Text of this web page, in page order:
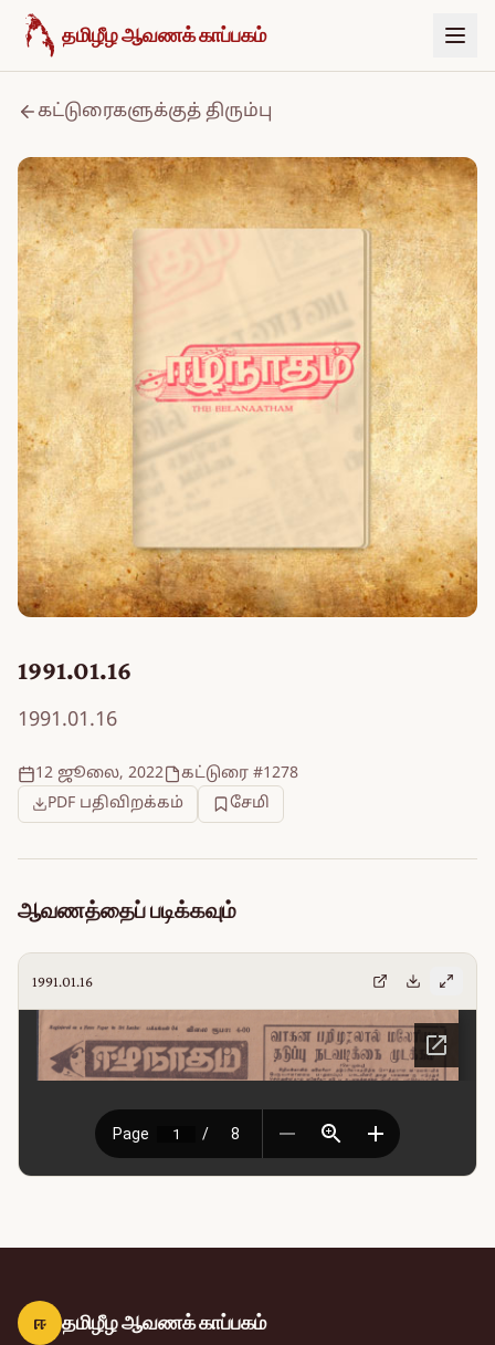
உள்ளடக்கத்திற்குச் செல்க
தமிழீழ ஆவணக் காப்பகம்
கட்டுரைகளுக்குத் திரும்பு
1991.01.16
1991.01.16
12 ஜூலை, 2022
கட்டுரை #1278
PDF பதிவிறக்கம்
சேமி
ஆவணத்தைப் படிக்கவும்
1991.01.16
ஈ தமிழீழ ஆவணக் காப்பகம்